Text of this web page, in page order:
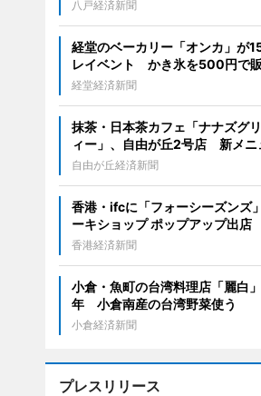
八戸経済新聞
経堂のベーカリー「オンカ」が
レイベント かき氷を500円で
経堂経済新聞
抹茶・日本茶カフェ「ナナズグ
ィー」、自由が丘2号店 新メニ
自由が丘経済新聞
香港・ifcに「フォーシーズンズ
ーキショップ ポップアップ出店
香港経済新聞
小倉・魚町の台湾料理店「麗白
年 小倉南産の台湾野菜使う
小倉経済新聞
プレスリリース